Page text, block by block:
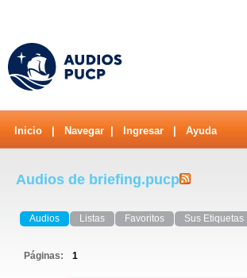
Inicio Navegar Ingresar Ayuda
Audios de briefing.pucp
Audios Listas Favoritos Sus Etiquetas
Páginas: 1